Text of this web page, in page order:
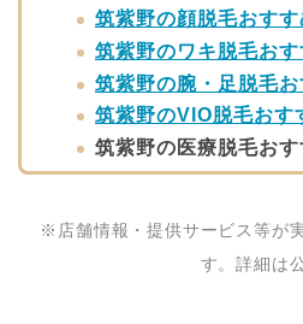
筑紫野の顔脱毛おす
筑紫野のワキ脱毛お
筑紫野の腕・足脱毛
筑紫野のVIO脱毛おす
筑紫野の医療脱毛お
※店舗情報・提供サービス等が
す。詳細は